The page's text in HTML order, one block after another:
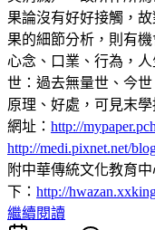
果論沒有好好接觸，
果的細節分析，則有
心念、口業、行為，
世：過去無量世、今
原理、好處，可見末
網址： http://
http://medi.pixnet.net/
附中華傳統文化教育
下： http://
繼續閱讀